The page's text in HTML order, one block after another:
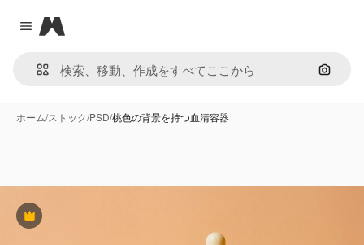
Close menu
Magnific
画像で
ホーム/ストック/PSD/桃色の背景を持つ血清容器
Premium